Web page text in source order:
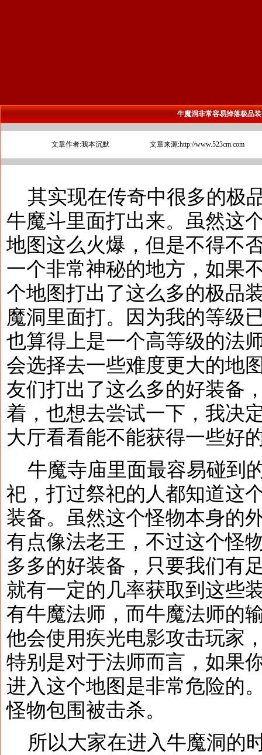
牛魔洞非常容易掉落极品
文章作者:我本沉默 文章来源:http://www.523cm.com
其实现在传奇中很多的极
牛魔斗里面打出来。虽然这
地图这么火爆，但是不得不
一个非常神秘的地方，如果
个地图打出了这么多的极品
魔洞里面打。因为我的等级
也算得上是一个高等级的法
会选择去一些难度更大的地
友们打出了这么多的好装备
着，也想去尝试一下，我决
大厅看看能不能获得一些好
牛魔寺庙里面最容易碰到
祀，打过祭祀的人都知道这
装备。虽然这个怪物本身的
有点像法老王，不过这个怪
多多的好装备，只要我们有
就有一定的几率获取到这些
有牛魔法师，而牛魔法师的
他会使用疾光电影攻击玩家
特别是对于法师而言，如果
进入这个地图是非常危险的
怪物包围被击杀。
所以大家在进入牛魔洞的